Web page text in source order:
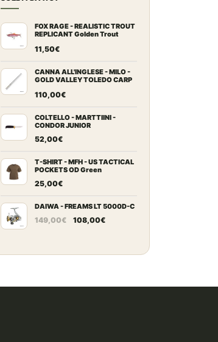
FOX RAGE - REALISTIC TROUT
REPLICANT Golden Trout
11,50€
CANNA ALL'INGLESE - MILO -
GOLD VALLEY TOLEDO CARP
110,00€
COLTELLO - MARTTIINI -
CONDOR JUNIOR
52,00€
T-SHIRT - MFH - US TACTICAL
POCKETS OD Green
25,00€
DAIWA - FREAMS LT 5000D-C
149,00€
Il
era:
108,00€Il
è: